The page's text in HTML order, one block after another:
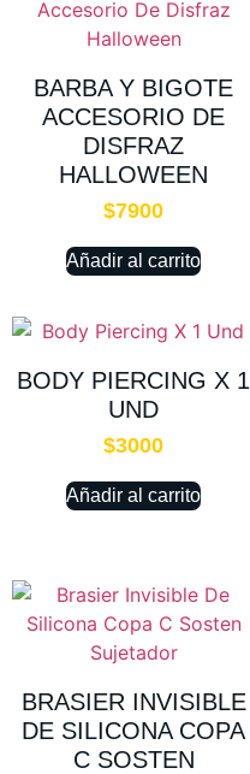
BARBA Y BIGOTE
ACCESORIO DE
DISFRAZ
HALLOWEEN
$7900
Añadir al carrito
BODY PIERCING X 1
UND
$3000
Añadir al carrito
BRASIER INVISIBLE
DE SILICONA COPA
C SOSTEN